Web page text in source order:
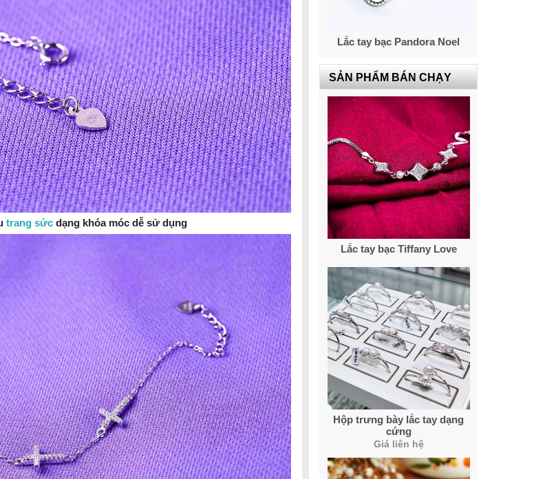
trang sứcdạng khóa móc dễ sử dụng
Lắc tay bạc Pandora Noel
SẢN PHẨM BÁN CHẠY
Lắc tay bạc Tiffany Love
Hộp trưng bày lắc tay dạng
cứng
Giá liên hệ